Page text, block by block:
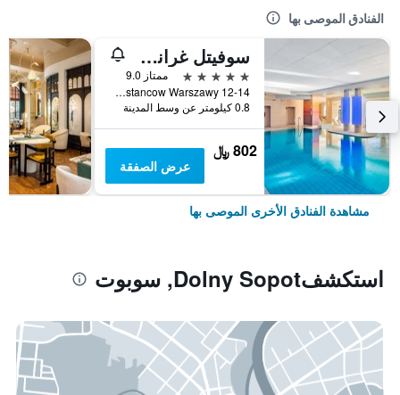
الفنادق الموصى بها
سوفيتل غراند سوبوت
5 نجوم
ممتاز 9.0
Ul. Powstancow Warszawy 12-14, سوبوت, محافظة بومرسكي, بولندا
0.8 كيلومتر عن وسط المدينة
802 ﷼
عرض الصفقة
مشاهدة الفنادق الأخرى الموصى بها
استكشفDolny Sopot, سوبوت